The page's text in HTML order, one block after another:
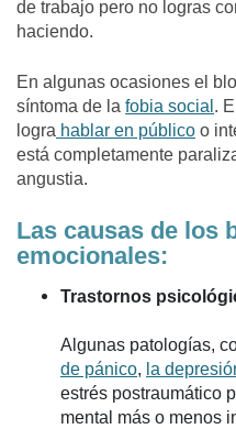
de trabajo pero no logras
haciendo.
En algunas ocasiones el
síntoma de la fobia social.
logra hablar en público o
está completamente
angustia.
Las causas de los
emocionales:
Trastornos
Algunas patologías,
de pánico, la
estrés postraumático
mental más o menos